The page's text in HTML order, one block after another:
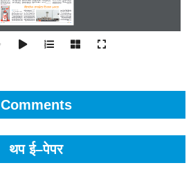
Comments
थप ई–पेपर